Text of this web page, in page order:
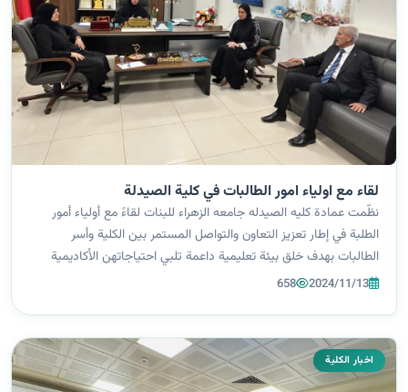
لقاء مع اولياء امور الطالبات في كلية الصيدلة
نظّمت عمادة كليه الصيدله جامعه الزهراء للبنات لقاءً مع أولياء أمور
الطلبة في إطار تعزيز التعاون والتواصل المستمر بين الكلية وأسر
الطالبات بهدف خلق بيئة تعليمية داعمة تلبي احتياجاتهن الأكاديمية
والنفسية. وتمحور اللقاء حول استعراض المسيرة الأكاديمية للطالبات ،
2024/11/13
658
اخبار الكلية